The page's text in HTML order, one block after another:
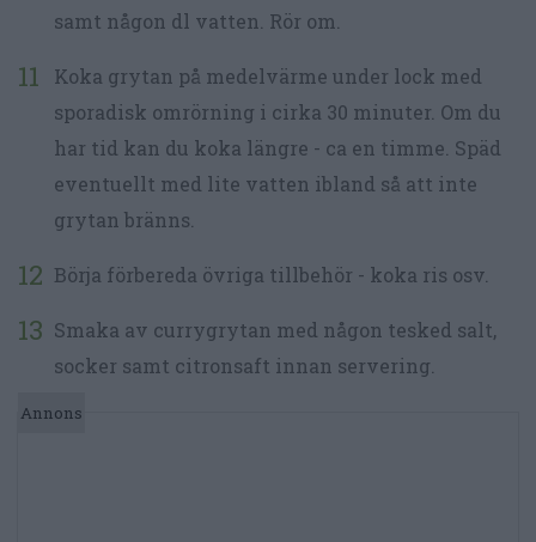
samt någon dl vatten. Rör om.
Koka grytan på medelvärme under lock med
sporadisk omrörning i cirka 30 minuter. Om du
har tid kan du koka längre - ca en timme. Späd
eventuellt med lite vatten ibland så att inte
grytan bränns.
Börja förbereda övriga tillbehör - koka ris osv.
Smaka av currygrytan med någon tesked salt,
socker samt citronsaft innan servering.